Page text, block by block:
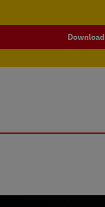
Download